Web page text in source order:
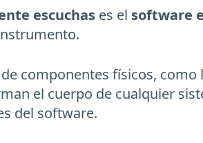
escuchas es el software
componentes físicos, como
el cuerpo de cualquier
del software.